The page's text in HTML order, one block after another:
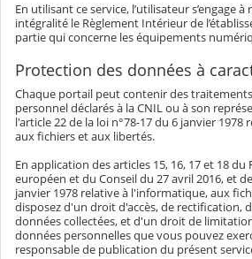
En utilisant ce service, l’utilisateur s’engage
intégralité le Règlement Intérieur de
partie qui concerne les équipements
Protection des données à
Chaque portail peut contenir des
personnel déclarés à la CNIL ou à son
l'article 22 de la loi n°78-17 du 6 janvier
aux fichiers et aux libertés.
En application des articles 15, 16, 17 et 18
européen et du Conseil du 27 avril 2016, et
janvier 1978 relative à l'informatique, aux
disposez d'un droit d'accès, de rectification,
données collectées, et d'un droit de
données personnelles que vous pouvez
responsable de publication du présent